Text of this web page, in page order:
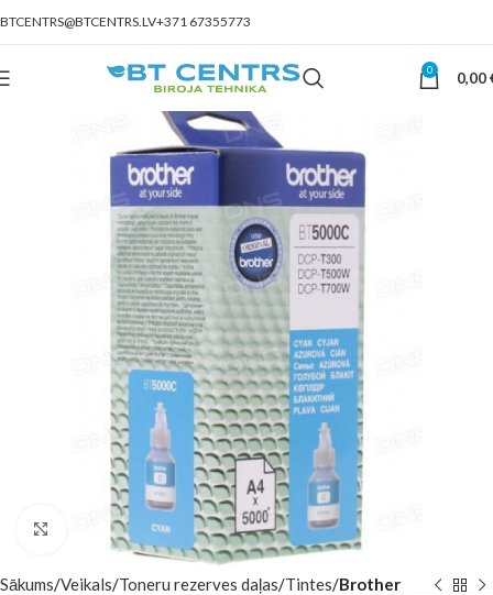
BTCENTRS@BTCENTRS.LV+371 67355773
0 0,00
Click to enlarge
Sākums Veikals Toneru rezerves daļas Tintes Brother